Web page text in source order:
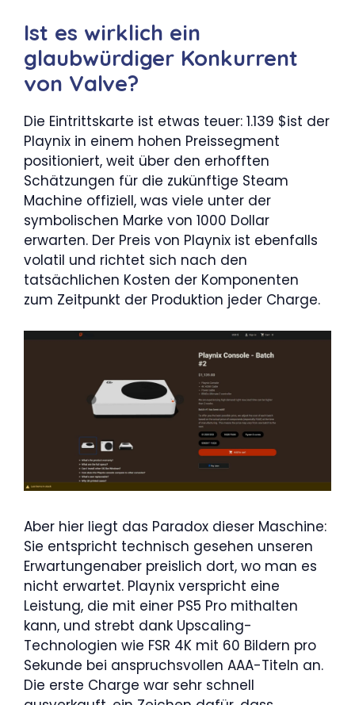
Ist es wirklich ein
glaubwürdiger Konkurrent
von Valve?
Die Eintrittskarte ist etwas teuer: 1.139 $ist der
Playnix in einem hohen Preissegment
positioniert, weit über den erhofften
Schätzungen für die zukünftige Steam
Machine offiziell, was viele unter der
symbolischen Marke von 1000 Dollar
erwarten. Der Preis von Playnix ist ebenfalls
volatil und richtet sich nach den
tatsächlichen Kosten der Komponenten
zum Zeitpunkt der Produktion jeder Charge.
Aber hier liegt das Paradox dieser Maschine:
Sie entspricht technisch gesehen unseren
Erwartungenaber preislich dort, wo man es
nicht erwartet. Playnix verspricht eine
Leistung, die mit einer PS5 Pro mithalten
kann, und strebt dank Upscaling-
Technologien wie FSR 4K mit 60 Bildern pro
Sekunde bei anspruchsvollen AAA-Titeln an.
Die erste Charge war sehr schnell